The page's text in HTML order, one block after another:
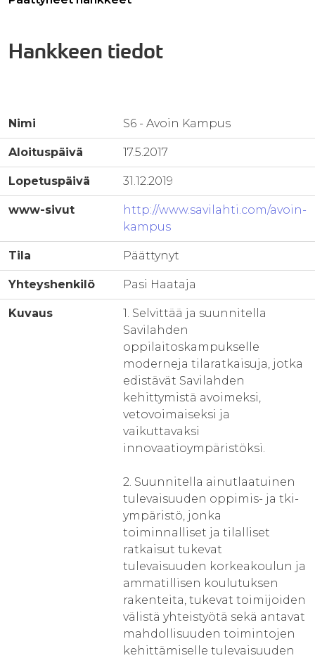
Hankkeen tiedot
Nimi S6 - Avoin Kampus
Aloituspäivä 17.5.2017
Lopetuspäivä 31.12.2019
www-sivut
http://www.savilahti.com/avoin-
kampus
Tila Päättynyt
Yhteyshenkilö Pasi Haataja
Kuvaus
1. Selvittää ja suunnitella
Savilahden
oppilaitoskampukselle
moderneja tilaratkaisuja, jotka
edistävät Savilahden
kehittymistä avoimeksi,
vetovoimaiseksi ja
vaikuttavaksi
innovaatioympäristöksi.
2. Suunnitella ainutlaatuinen
tulevaisuuden oppimis- ja tki-
ympäristö, jonka
toiminnalliset ja tilalliset
ratkaisut tukevat
tulevaisuuden korkeakoulun ja
ammatillisen koulutuksen
rakenteita, tukevat toimijoiden
välistä yhteistyötä sekä antavat
mahdollisuuden toimintojen
kehittämiselle tulevaisuuden